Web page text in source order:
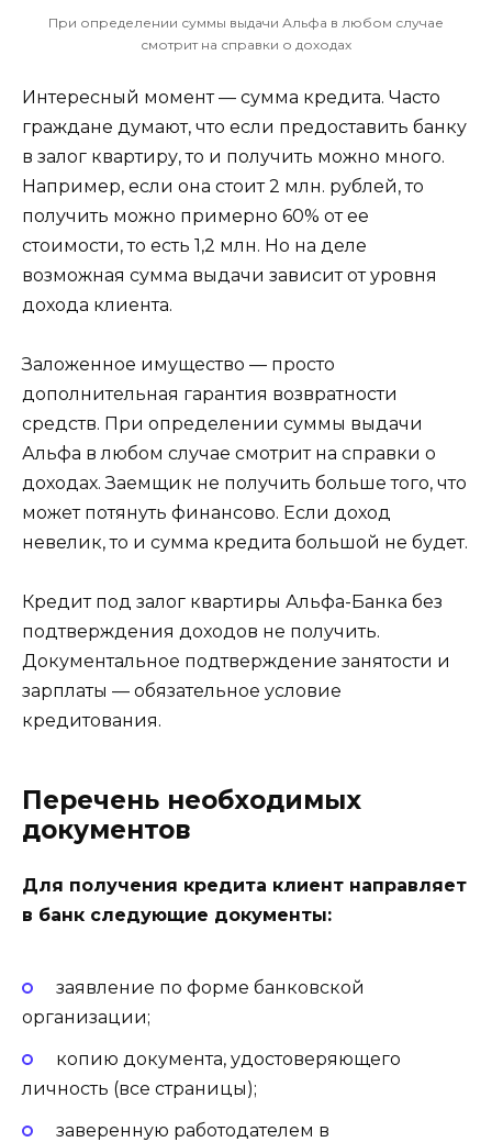
При определении суммы выдачи Альфа в любом случае
смотрит на справки о доходах
Интересный момент — сумма кредита. Часто
граждане думают, что если предоставить банку
в залог квартиру, то и получить можно много.
Например, если она стоит 2 млн. рублей, то
получить можно примерно 60% от ее
стоимости, то есть 1,2 млн. Но на деле
возможная сумма выдачи зависит от уровня
дохода клиента.
Заложенное имущество — просто
дополнительная гарантия возвратности
средств. При определении суммы выдачи
Альфа в любом случае смотрит на справки о
доходах. Заемщик не получить больше того, что
может потянуть финансово. Если доход
невелик, то и сумма кредита большой не будет.
Кредит под залог квартиры Альфа-Банка без
подтверждения доходов не получить.
Документальное подтверждение занятости и
зарплаты — обязательное условие
кредитования.
Перечень необходимых
документов
Для получения кредита клиент направляет
в банк следующие документы:
заявление по форме банковской
организации;
копию документа, удостоверяющего
личность (все страницы);
заверенную работодателем в